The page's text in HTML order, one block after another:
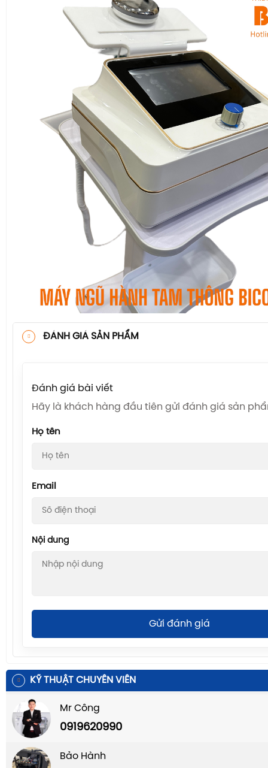
ĐÁNH GIÁ SẢN PHẨM
Đánh giá bài viết
Hãy là khách hàng đầu tiên gửi đánh giá sản
Họ tên
Email
Nội dung
Gửi đánh giá
KỸ THUẬT CHUYÊN VIÊN
Mr Công
0919620990
Bảo Hành